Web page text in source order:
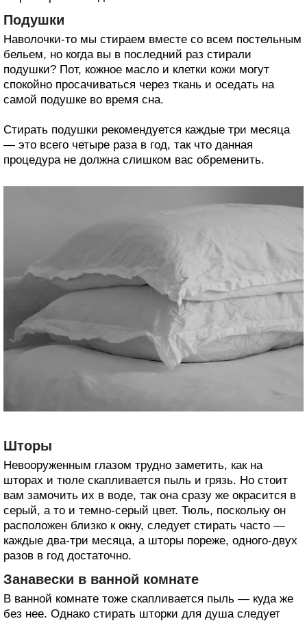
Подушки
Наволочки-то мы стираем вместе со всем постельным
бельем, но когда вы в последний раз стирали
подушки? Пот, кожное масло и клетки кожи могут
спокойно просачиваться через ткань и оседать на
самой подушке во время сна.
Стирать подушки рекомендуется каждые три месяца
— это всего четыре раза в год, так что данная
процедура не должна слишком вас обременить.
Шторы
Невооруженным глазом трудно заметить, как на
шторах и тюле скапливается пыль и грязь. Но стоит
вам замочить их в воде, так она сразу же окрасится в
серый, а то и темно-серый цвет. Тюль, поскольку он
расположен близко к окну, следует стирать часто —
каждые два-три месяца, а шторы пореже, одного-двух
разов в год достаточно.
Занавески в ванной комнате
В ванной комнате тоже скапливается пыль — куда же
без нее. Однако стирать шторки для душа следует